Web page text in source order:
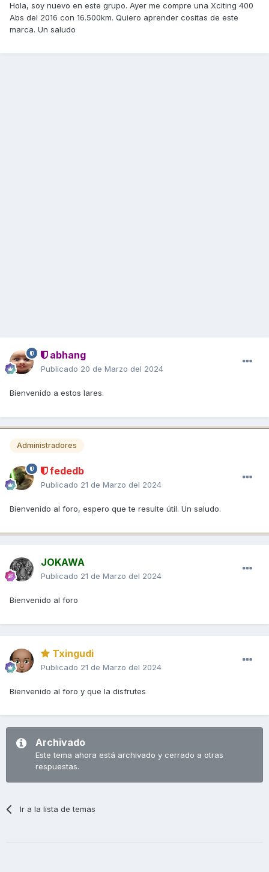
Hola, soy nuevo en este grupo. Ayer me compre una Xciting 400
Abs del 2016 con 16.500km. Quiero aprender cositas de este
marca. Un saludo
abhang
Publicado 20 de Marzo del 2024
Bienvenido a estos lares.
Administradores
fededb
Publicado 21 de Marzo del 2024
Bienvenido al foro, espero que te resulte útil. Un saludo.
JOKAWA
Publicado 21 de Marzo del 2024
Bienvenido al foro
Txingudi
Publicado 21 de Marzo del 2024
Bienvenido al foro y que la disfrutes
Archivado
Este tema ahora está archivado y cerrado a otras
respuestas.
Ir a la lista de temas